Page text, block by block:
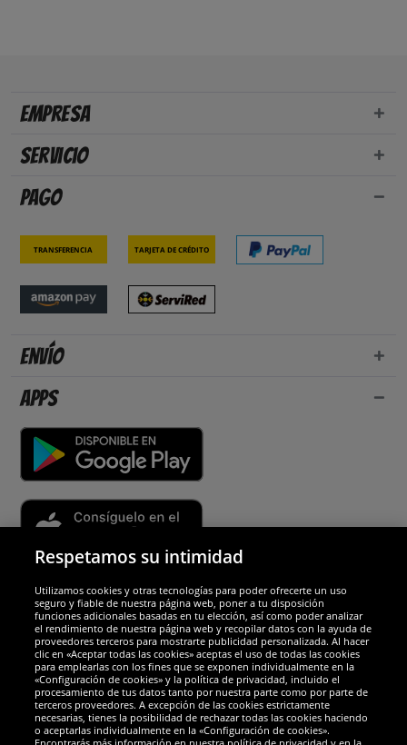
Empresa
Servicio
Pago
Transferencia Tarjeta de crédito
Envío
Apps
Socios y seguridad
Galardones
Respetamos su intimidad
Utilizamos cookies y otras tecnologías para poder ofrecerte un uso
seguro y fiable de nuestra página web, poner a tu disposición
funciones adicionales basadas en tu elección, así como poder analizar
el rendimiento de nuestra página web y recopilar datos con la ayuda de
proveedores terceros para mostrarte publicidad personalizada. Al hacer
clic en «Aceptar todas las cookies» aceptas el uso de todas las cookies
para emplearlas con los fines que se exponen individualmente en la
«Configuración de cookies» y la política de privacidad, incluido el
procesamiento de tus datos tanto por nuestra parte como por parte de
terceros proveedores. A excepción de las cookies estrictamente
necesarias, tienes la posibilidad de rechazar todas las cookies haciendo
o aceptarlas individualmente en la «Configuración de cookies».